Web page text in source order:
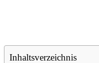
Inhaltsverzeichnis